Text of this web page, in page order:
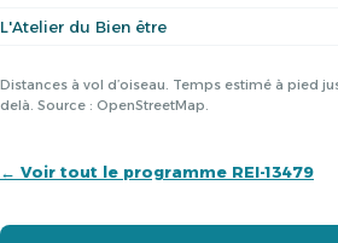
L'Atelier du Bien être
Distances à vol d’oiseau. Temps estimé à pied
delà. Source : OpenStreetMap.
← Voir tout le programme REI-13479